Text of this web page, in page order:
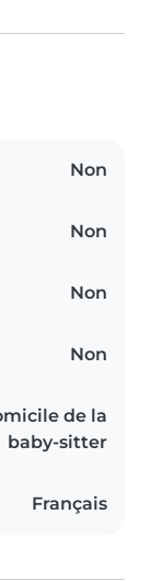
Non
Non
Non
Non
de la
baby-sitter
Français